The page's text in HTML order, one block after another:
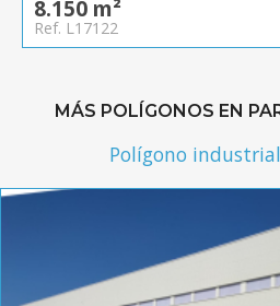
8.150 m²
Ref. L17122
MÁS POLÍGONOS EN
Polígono